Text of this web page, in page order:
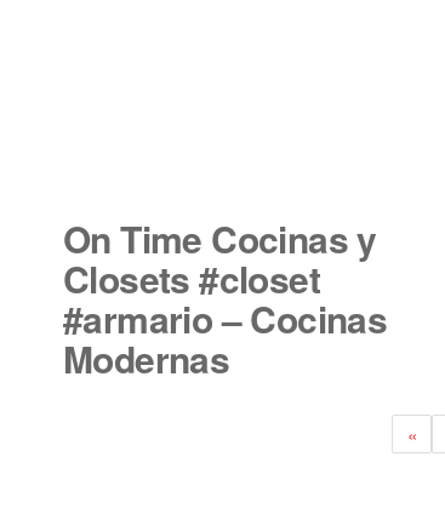
On Time Cocinas y
Closets #closet
#armario – Cocinas
Modernas
«